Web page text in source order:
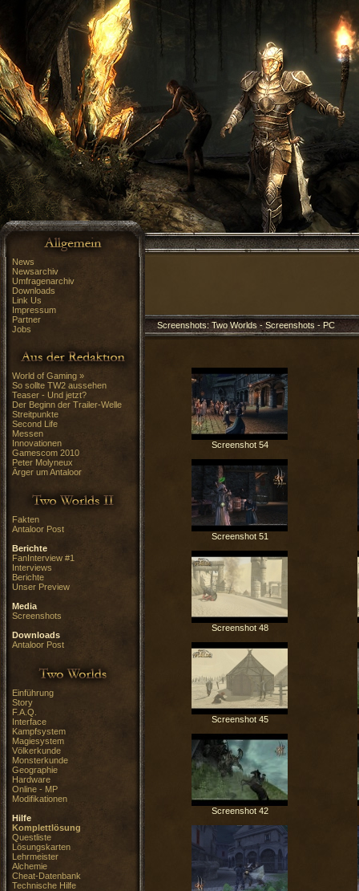
News
Newsarchiv
Umfragenarchiv
Downloads
Link Us
Impressum
Partner
Jobs
World of Gaming »
So sollte TW2 aussehen
Teaser - Und jetzt?
Der Beginn der Trailer-Welle
Streitpunkte
Second Life
Messen
Innovationen
Gamescom 2010
Peter Molyneux
Ärger um Antaloor
Fakten
Antaloor Post
Berichte
FanInterview #1
Interviews
Berichte
Unser Preview
Media
Screenshots
Downloads
Antaloor Post
Einführung
Story
F.A.Q.
Interface
Kampfsystem
Magiesystem
Völkerkunde
Monsterkunde
Geographie
Hardware
Online - MP
Modifikationen
Hilfe
Komplettlösung
Questliste
Lösungskarten
Lehrmeister
Alchemie
Cheat-Datenbank
Technische Hilfe
Screenshots: Two Worlds - Screenshots - PC
Screenshot 54
Screenshot 51
Screenshot 48
Screenshot 45
Screenshot 42